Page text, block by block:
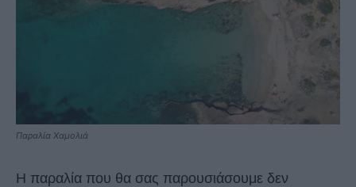
Παραλία Χαμολιά
Η παραλία που θα σας παρουσιάσουμε δεν